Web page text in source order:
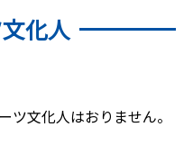
化人
ツ文化人はおりません。